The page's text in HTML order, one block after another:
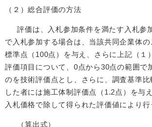
（２）総合評価の方法
評価は、入札参加条件を満たす入札参
で入札参加する場合は、当該共同企業体
標準点（100点）を与え、さらに上記（１
評価項目について、0点から30点の範囲で
のを技術評価点とし、さらに、調査基準
した者には施工体制評価点（1.2点）を与
入札価格で除して得られた評価値により行
（算出式）